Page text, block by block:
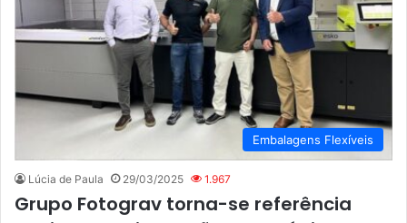
Embalagens Flexíveis
Lúcia de Paula 29/03/2025 1.967
Grupo Fotograv torna-se referência